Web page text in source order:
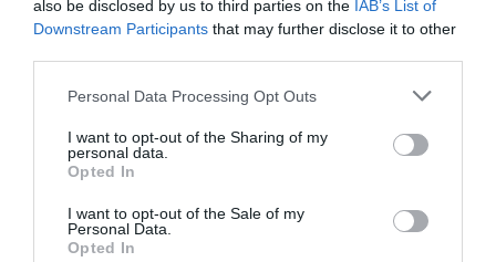
also be disclosed by us to third parties on the IAB’s List of
Downstream Participants that may further disclose it to other
Personal Data Processing Opt Outs
I want to opt-out of the Sharing of my
personal data.
Opted In
I want to opt-out of the Sale of my
Personal Data.
Opted In
DERNIERS COMMENTAIRES
Autre ligne espérée :